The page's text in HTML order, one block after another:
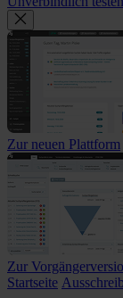
Zur neuen Plattform
Zur
Startseite